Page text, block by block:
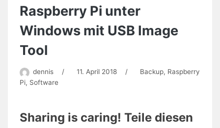
Server
Raspian
Raspberry Pi unter
Windows mit USB Image
Tool
dennis / 11. April 2018 / Backup, Raspberry
Pi, Software
Sharing is caring! Teile diesen